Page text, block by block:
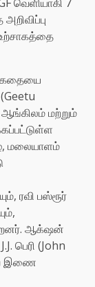
உற்சாகத்தை
கதையை
ஆங்கிலம் மற்றும்
மலையாளம்
ரவி பஸ்ரூர்
ஆக்‌ஷன்
பெரி (John
இணை